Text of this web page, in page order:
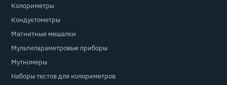
Колориметры
Кондуктометры
Магнитные мешалки
Мультипараметровые приборы
Мутномеры
Наборы тестов для колориметров